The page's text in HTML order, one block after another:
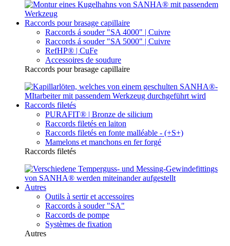
Raccords pour brasage capillaire
Raccords á souder "SA 4000" | Cuivre
Raccords á souder "SA 5000" | Cuivre
RefHP® | CuFe
Accessoires de soudure
Raccords pour brasage capillaire
Raccords filetés
PURAFIT® | Bronze de silicium
Raccords filetés en laiton
Raccords filetés en fonte malléable - (+S+)
Mamelons et manchons en fer forgé
Raccords filetés
Autres
Outils à sertir et accessoires
Raccords à souder "SA"
Raccords de pompe
Systèmes de fixation
Autres